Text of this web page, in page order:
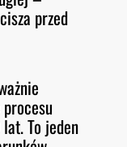
przed
To jeden